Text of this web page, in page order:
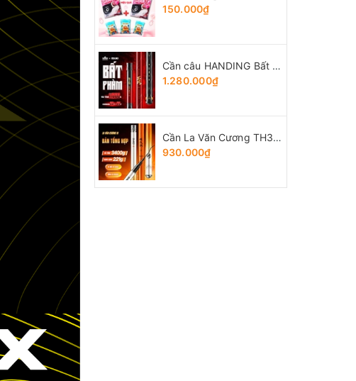
150.000₫
Cần câu HANDING Bất Phàm
1.280.000₫
Cần La Văn Cương TH3 bản Tổng Hợp
930.000₫